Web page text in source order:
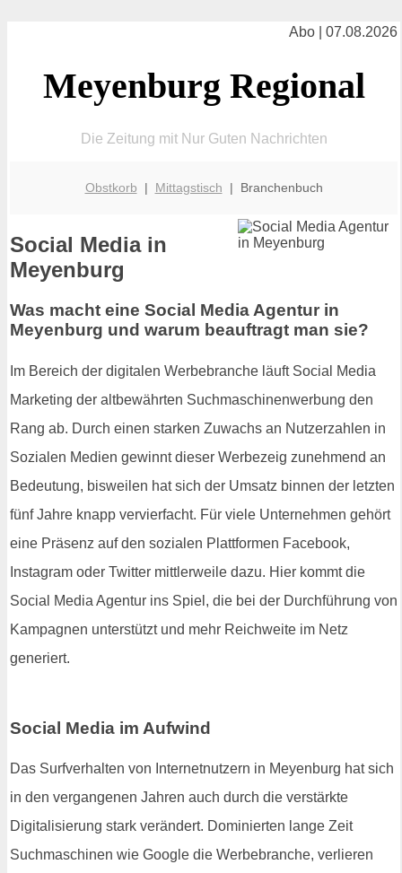
Abo | 07.08.2026
Meyenburg Regional
Die Zeitung mit Nur Guten Nachrichten
Obstkorb | Mittagstisch | Branchenbuch
Social Media in
Meyenburg
Was macht eine Social Media Agentur in
Meyenburg und warum beauftragt man sie?
Im Bereich der digitalen Werbebranche läuft Social Media
Marketing der altbewährten Suchmaschinenwerbung den
Rang ab. Durch einen starken Zuwachs an Nutzerzahlen in
Sozialen Medien gewinnt dieser Werbezeig zunehmend an
Bedeutung, bisweilen hat sich der Umsatz binnen der letzten
fünf Jahre knapp vervierfacht. Für viele Unternehmen gehört
eine Präsenz auf den sozialen Plattformen Facebook,
Instagram oder Twitter mittlerweile dazu. Hier kommt die
Social Media Agentur ins Spiel, die bei der Durchführung von
Kampagnen unterstützt und mehr Reichweite im Netz
generiert.
Social Media im Aufwind
Das Surfverhalten von Internetnutzern in Meyenburg hat sich
in den vergangenen Jahren auch durch die verstärkte
Digitalisierung stark verändert. Dominierten lange Zeit
Suchmaschinen wie Google die Werbebranche, verlieren